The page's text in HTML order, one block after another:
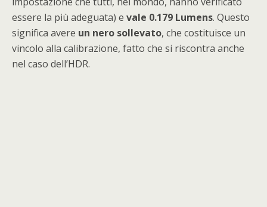
essere la più adeguata) e vale 0.179 Lumens. Questo
significa avere un nero sollevato, che costituisce un
vincolo alla calibrazione, fatto che si riscontra anche
nel caso dell’HDR.